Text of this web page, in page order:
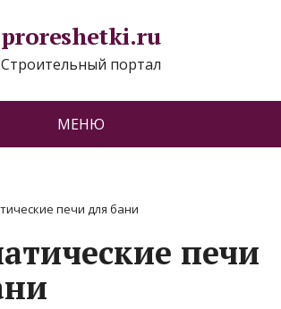
proreshetki.ru
Строительный портал
МЕНЮ
печи для бани
печи